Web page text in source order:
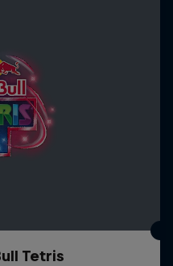
Tetris